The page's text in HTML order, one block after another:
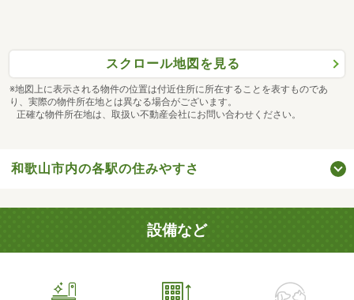
スクロール地図を見る
※地図上に表示される物件の位置は付近住所に所在することを表すものであ
り、実際の物件所在地とは異なる場合がございます。
正確な物件所在地は、取扱い不動産会社にお問い合わせください。
和歌山市内の各駅の住みやすさ
設備など